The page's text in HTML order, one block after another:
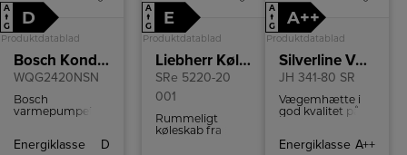
A
↑
G
D
Produktdatablad
Bosch Kondenstørretumbler
WQG2420NSN
Bosch
varmepumpetørretumbler
AutoDry
Energiklasse
D
A
↑
G
E
Produktdatablad
Liebherr Køleskab
SRe 5220-20
001
Rummeligt
køleskab fra
A
↑
G
A++
Produktdatablad
Silverline Væghængt emhætte
JH 341-80 SR
Vægemhætte i
god kvalitet på
Energiklasse A++